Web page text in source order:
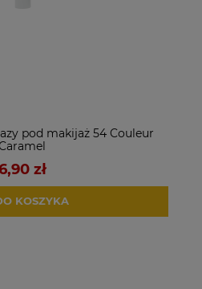
pod makijaż 54 Couleur
zł
KOSZYKA